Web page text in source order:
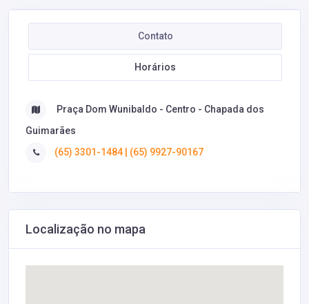
Contato
Horários
Praça Dom Wunibaldo - Centro - Chapada dos
Guimarães
(65) 3301-1484 | (65) 9927-90167
Localização no mapa